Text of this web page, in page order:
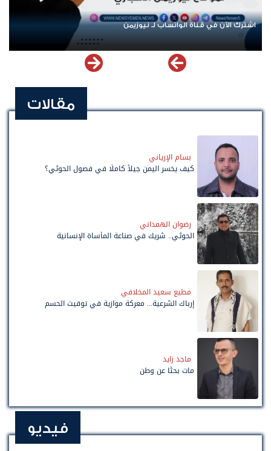
اشترك الآن في قناة الواتساب لـ نيوزيمن
مقالات
بسام الإرياني
كيف يخسر اليمن جيلاً كاملًا في فصول الحوثي؟
رضوان الهمداني
الحوثي.. شريك في صناعة المأساة الإنسانية
مطيع سعيد المخلافي
إرباك الشرعية... معركة موازية في توقيت الحسم
ماجد زايد
مات بحثًا عن وطن
فيديو